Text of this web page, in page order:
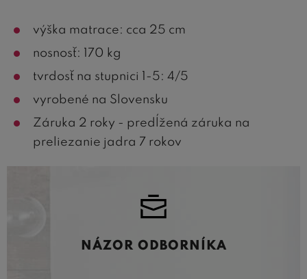
výška matrace: cca 25 cm
nosnosť: 170 kg
tvrdosť na stupnici 1-5: 4/5
vyrobené na Slovensku
Záruka 2 roky - predĺžená záruka na
preliezanie jadra 7 rokov
NÁZOR ODBORNÍKA